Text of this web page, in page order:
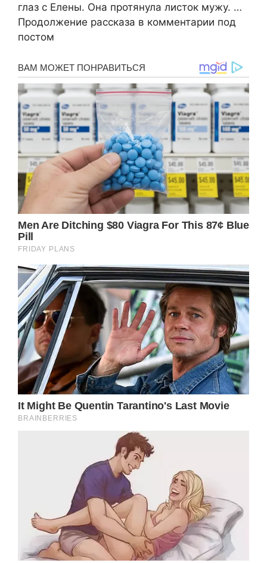
глаз с Елены. Она протянула листок мужу. …
Продолжение рассказа в комментарии под
постом